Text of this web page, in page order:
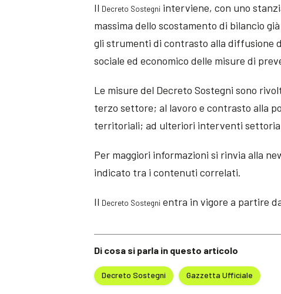
Di cosa si parla in questo articolo
Decreto Sostegni Gazzetta Ufficiale
Il Decreto Sostegni interviene, con uno
massima dello scostamento di bilancio
gli strumenti di contrasto alla diffusione
sociale ed economico delle misure di
Le misure del Decreto Sostegni sono
terzo settore; al lavoro e contrasto alla
territoriali; ad ulteriori interventi
Per maggiori informazioni si rinvia alla
indicato tra i contenuti correlati.
Il Decreto Sostegni entra in vigore a partire